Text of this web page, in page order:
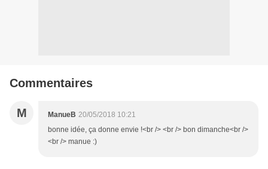
Commentaires
M ManueB 20/05/2018 10:21
bonne idée, ça donne envie !<br /> <br /> bon dimanche<br />
<br /> manue :)